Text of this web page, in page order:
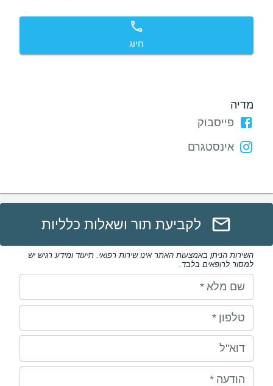
חיוג
מדיה
פייסבוק
אינסטגרם
לקביעת תור ושאלות כלליות
השירות הניתן באמצעות האתר אינו שירות רפואי. תיעוד ומידע רגיש יש
למסור לרופאים בלבד.
שם מלא *
טלפון *
דוא"ל
הודעה *